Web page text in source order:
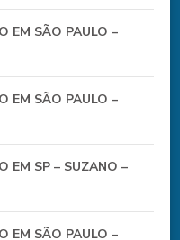
EM SÃO PAULO –
EM SÃO PAULO –
EM SP – SUZANO –
EM SÃO PAULO –